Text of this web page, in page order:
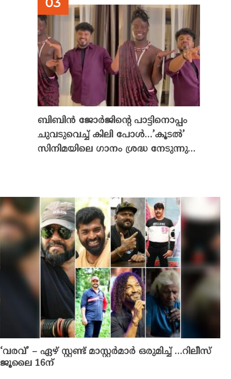
ബിബിൻ ജോർജിന്റെ പാട്ടിനൊപ്പം
ചുവടുവെച്ച് കിലി പോൾ…’കൂടൽ’
സിനിമയിലെ ഗാനം ശ്രദ്ധ നേടുന്നു…
‘വരവ്’ – ഏഴ് സ്റ്റണ്ട് മാസ്റ്റർമാർ ഒരുമിച്ച് …റിലീസ്
ജൂലൈ 16ന്